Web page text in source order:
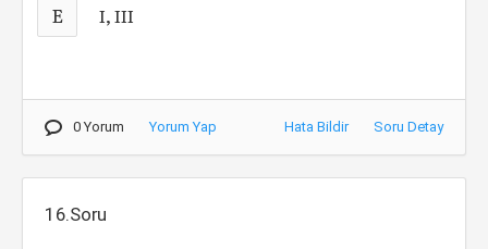
E I, III
0 Yorum Yorum Yap Hata Bildir Soru Detay
16.Soru